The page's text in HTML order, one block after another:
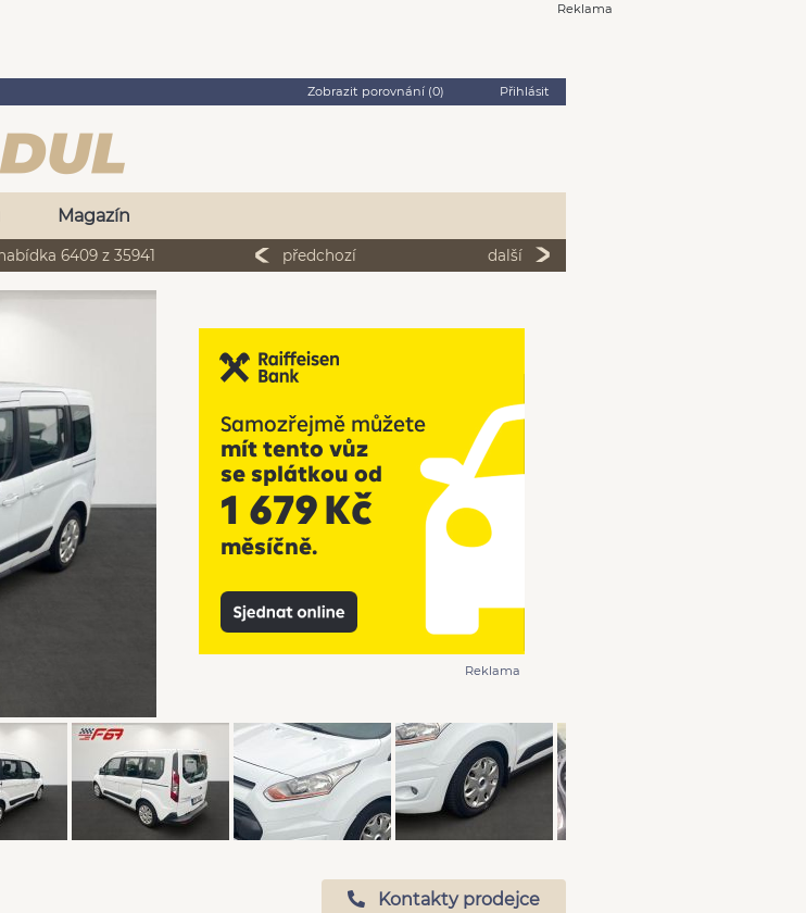
Reklama
Zobrazit porovnání (0) Přihlásit
Magazín
6409 z 35941 předchozí další
Reklama
Kontakty prodejce